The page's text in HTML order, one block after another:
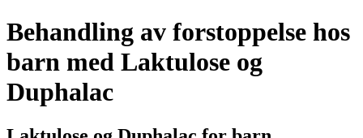
Behandling av forstoppelse hos
barn med Laktulose og
Duphalac